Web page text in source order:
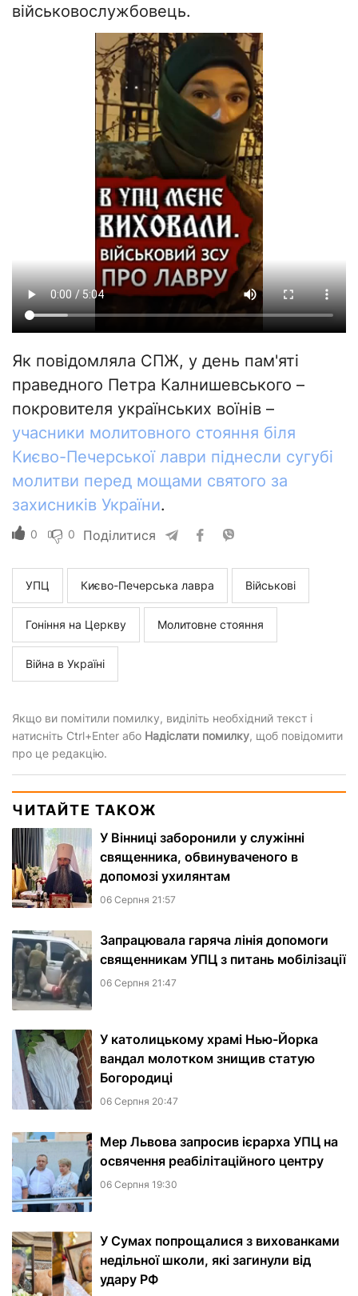
військовослужбовець.
Як повідомляла СПЖ, у день пам'яті
праведного Петра Калнишевського –
покровителя українських воїнів –
учасники молитовного стояння біля
Києво-Печерської лаври піднесли сугубі
молитви перед мощами святого за
захисників України.
0 0 Поділитися
УПЦ Києво-Печерська лавра Військові
Гоніння на Церкву Молитовне стояння
Війна в Україні
Якщо ви помітили помилку, виділіть необхідний текст і
натисніть Ctrl+Enter або Надіслати помилку, щоб повідомити
про це редакцію.
ЧИТАЙТЕ ТАКОЖ
У Вінниці заборонили у служінні
священника, обвинуваченого в
допомозі ухилянтам
06 Серпня 21:57
Запрацювала гаряча лінія допомоги
священникам УПЦ з питань мобілізації
06 Серпня 21:47
У католицькому храмі Нью-Йорка
вандал молотком знищив статую
Богородиці
06 Серпня 20:47
Мер Львова запросив ієрарха УПЦ на
освячення реабілітаційного центру
06 Серпня 19:30
У Сумах попрощалися з вихованками
недільної школи, які загинули від
удару РФ